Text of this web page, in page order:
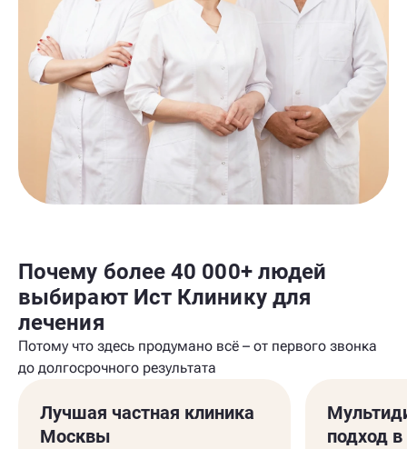
Почему более 40 000+ людей
выбирают Ист Клинику для
лечения
Потому что здесь продумано всё – от первого звонка
до долгосрочного результата
Лучшая частная клиника
Москвы
подход